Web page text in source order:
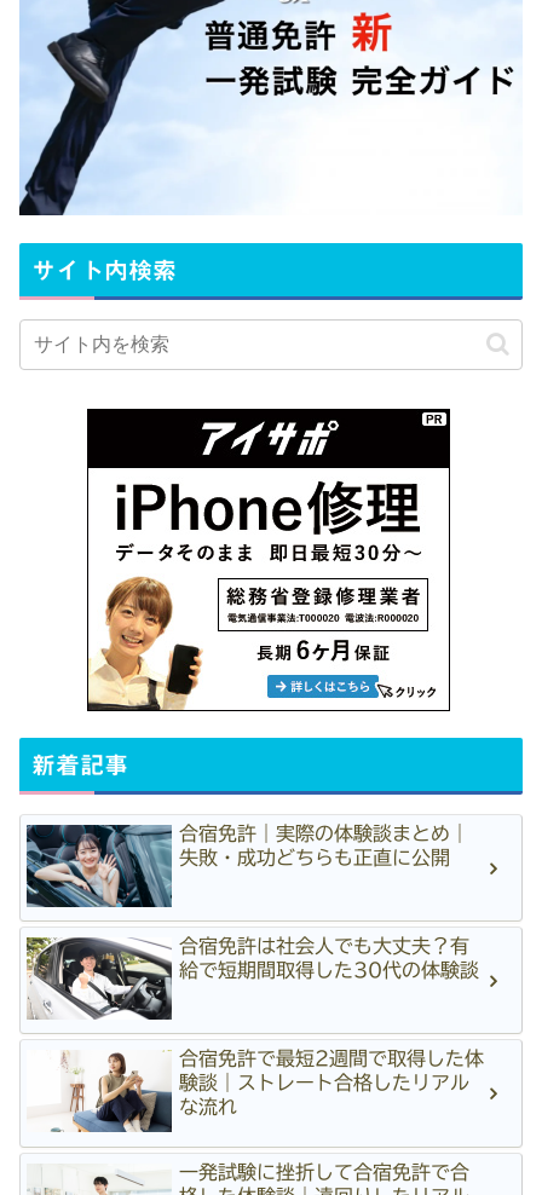
サイト内検索
新着記事
合宿免許｜実際の体験談まとめ｜
失敗・成功どちらも正直に公開
合宿免許は社会人でも大丈夫？有
給で短期間取得した30代の体験談
合宿免許で最短2週間で取得した体
験談｜ストレート合格したリアル
な流れ
一発試験に挫折して合宿免許で合